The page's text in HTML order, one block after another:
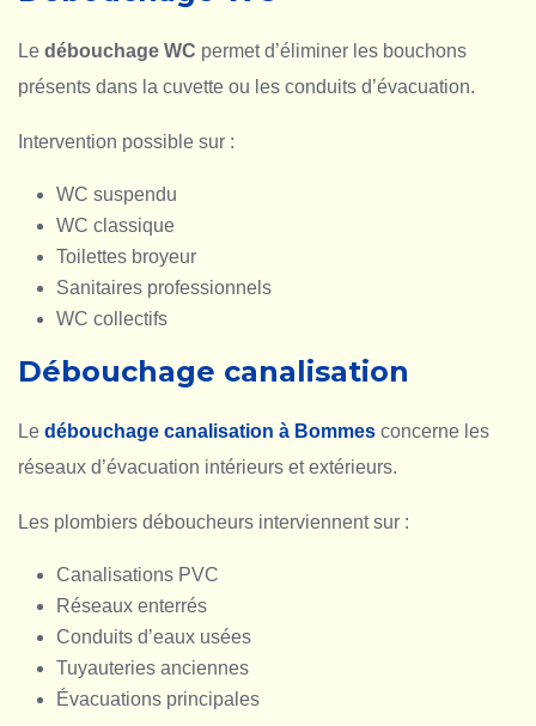
Le débouchage WC permet d’éliminer les bouchons
présents dans la cuvette ou les conduits d’évacuation.
Intervention possible sur :
WC suspendu
WC classique
Toilettes broyeur
Sanitaires professionnels
WC collectifs
Débouchage canalisation
Le débouchage canalisation à Bommes concerne les
réseaux d’évacuation intérieurs et extérieurs.
Les plombiers déboucheurs interviennent sur :
Canalisations PVC
Réseaux enterrés
Conduits d’eaux usées
Tuyauteries anciennes
Évacuations principales